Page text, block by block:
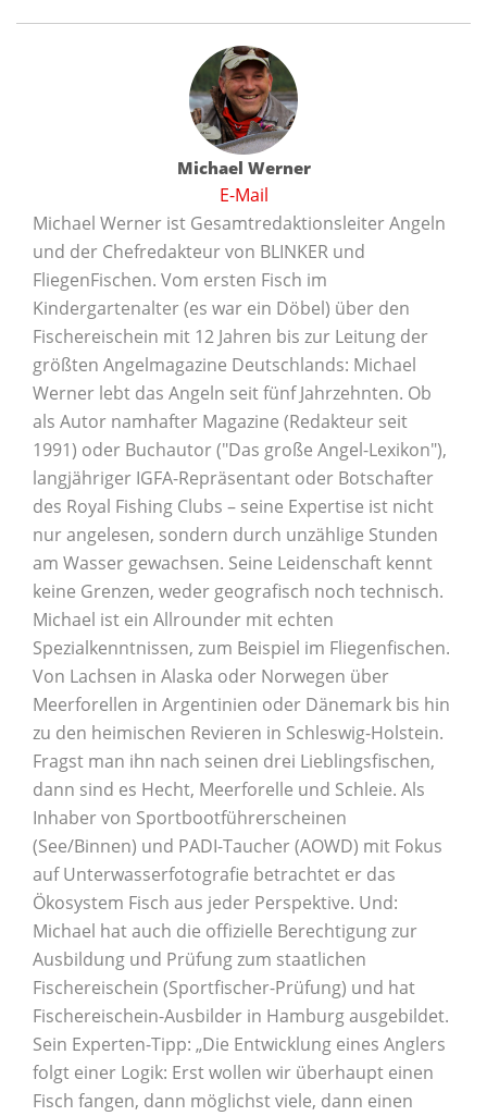
Michael Werner
E-Mail
Michael Werner ist Gesamtredaktionsleiter Angeln
und der Chefredakteur von BLINKER und
FliegenFischen. Vom ersten Fisch im
Kindergartenalter (es war ein Döbel) über den
Fischereischein mit 12 Jahren bis zur Leitung der
größten Angelmagazine Deutschlands: Michael
Werner lebt das Angeln seit fünf Jahrzehnten. Ob
als Autor namhafter Magazine (Redakteur seit
1991) oder Buchautor ("Das große Angel-Lexikon"),
langjähriger IGFA-Repräsentant oder Botschafter
des Royal Fishing Clubs – seine Expertise ist nicht
nur angelesen, sondern durch unzählige Stunden
am Wasser gewachsen. Seine Leidenschaft kennt
keine Grenzen, weder geografisch noch technisch.
Michael ist ein Allrounder mit echten
Spezialkenntnissen, zum Beispiel im Fliegenfischen.
Von Lachsen in Alaska oder Norwegen über
Meerforellen in Argentinien oder Dänemark bis hin
zu den heimischen Revieren in Schleswig-Holstein.
Fragst man ihn nach seinen drei Lieblingsfischen,
dann sind es Hecht, Meerforelle und Schleie. Als
Inhaber von Sportbootführerscheinen
(See/Binnen) und PADI-Taucher (AOWD) mit Fokus
auf Unterwasserfotografie betrachtet er das
Ökosystem Fisch aus jeder Perspektive. Und:
Michael hat auch die offizielle Berechtigung zur
Ausbildung und Prüfung zum staatlichen
Fischereischein (Sportfischer-Prüfung) und hat
Fischereischein-Ausbilder in Hamburg ausgebildet.
Sein Experten-Tipp: „Die Entwicklung eines Anglers
folgt einer Logik: Erst wollen wir überhaupt einen
Fisch fangen, dann möglichst viele, dann einen